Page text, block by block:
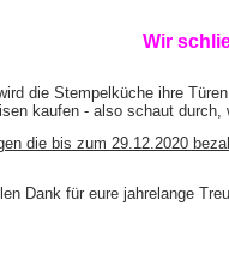
Wir
die Stempelküche ihre
kaufen - also schaut
die bis zum 29.12.2020
Dank für eure jahrelange